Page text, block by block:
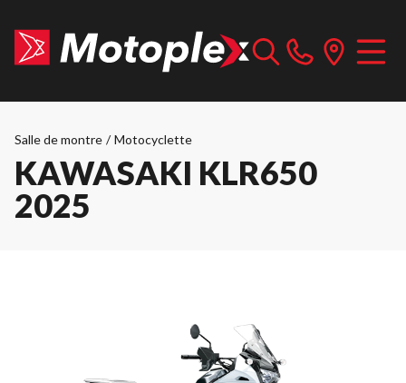
Salle de montre / Motocyclette
KAWASAKI KLR650
2025